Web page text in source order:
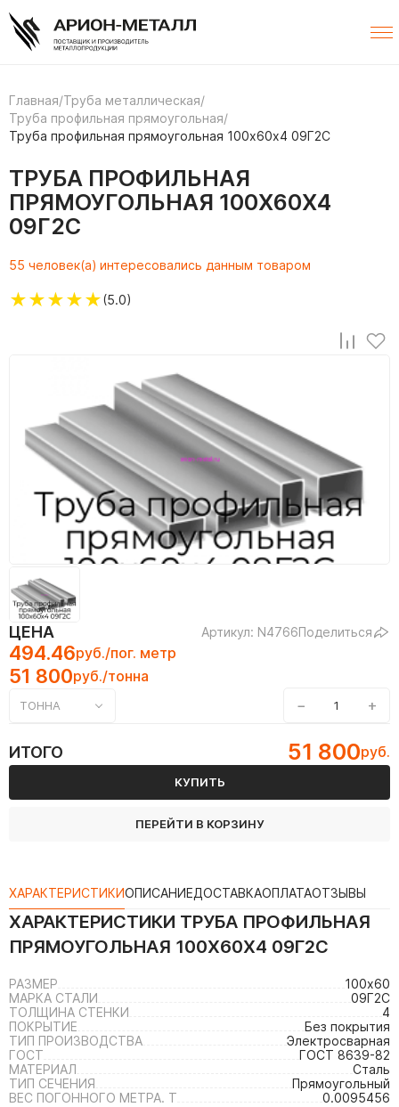
Главная/Труба металлическая/
Труба профильная прямоугольная/
Труба профильная прямоугольная 100х60х4 09Г2С
ТРУБА ПРОФИЛЬНАЯ
ПРЯМОУГОЛЬНАЯ 100Х60Х4
09Г2С
55 человек(а) интересовались данным товаром
★★★★★(5.0)
ЦЕНА Артикул: N4766Поделиться
494.46руб./пог. метр
51 800руб./тонна
ТОННА − +
ИТОГО 51 800руб.
КУПИТЬ
ПЕРЕЙТИ В КОРЗИНУ
ХАРАКТЕРИСТИКИОПИСАНИЕДОСТАВКАОПЛАТАОТЗЫВЫ
ХАРАКТЕРИСТИКИ ТРУБА ПРОФИЛЬНАЯ
ПРЯМОУГОЛЬНАЯ 100Х60Х4 09Г2С
РАЗМЕР
100х60
МАРКА СТАЛИ
09Г2С
ТОЛЩИНА СТЕНКИ
4
ПОКРЫТИЕ
Без покрытия
ТИП ПРОИЗВОДСТВА
Электросварная
ГОСТ
ГОСТ 8639-82
МАТЕРИАЛ
Сталь
ТИП СЕЧЕНИЯ
Прямоугольный
ВЕС ПОГОННОГО МЕТРА. Т
0.0095456